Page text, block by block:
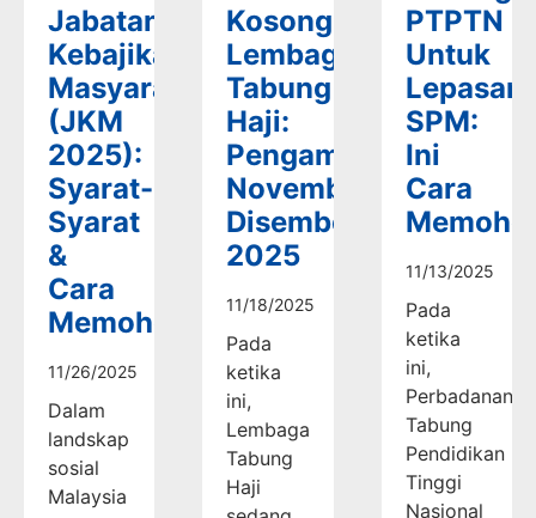
Jabatan
Kebajikan
Masyarakat
(JKM
2025):
Syarat-
Syarat
&
Cara
Memohon
11/26/2025
Dalam
landskap
sosial
Malaysia
Kosong
Lembaga
Tabung
Haji:
Pengambilan
November-
Disember
2025
11/18/2025
Pada
ketika
ini,
Lembaga
Tabung
Haji
PTPTN
Untuk
Lepasan
SPM:
Ini
Cara
11/13/2025
Pada
ketika
ini,
Perbadanan
Tabung
Pendidikan
Tinggi
Nasional